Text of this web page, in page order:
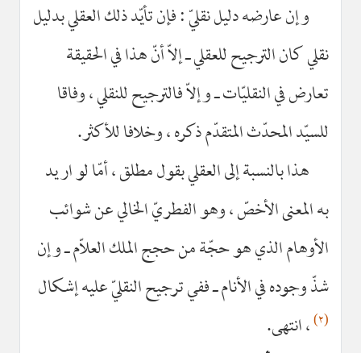
وإن عارضه دليل نقليّ : فإن تأيّد ذلك العقلي بدليل
نقلي كان الترجيح للعقلي ـ إلاّ أنّ هذا في الحقيقة
تعارض في النقليّات ـ وإلاّ فالترجيح للنقلي ، وفاقا
للسيّد المحدّث المتقدّم ذكره ، وخلافا للأكثر.
هذا بالنسبة إلى العقلي بقول مطلق ، أمّا لو اريد
به المعنى الأخصّ ، وهو الفطريّ الخالي عن شوائب
الأوهام الذي هو حجّة من حجج الملك العلاّم ـ وإن
شذّ وجوده في الأنام ـ ففي ترجيح النقليّ عليه إشكال
(٢) ، انتهى.